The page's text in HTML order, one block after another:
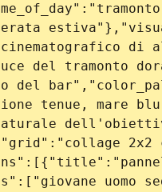
di
del tramonto
del
tenue, mare
uomo